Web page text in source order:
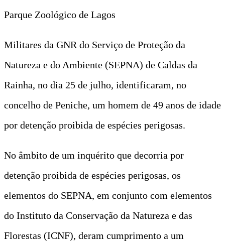
Parque Zoológico de Lagos
Militares da GNR do Serviço de Proteção da
Natureza e do Ambiente (SEPNA) de Caldas da
Rainha, no dia 25 de julho, identificaram, no
concelho de Peniche, um homem de 49 anos de idade
por detenção proibida de espécies perigosas.
No âmbito de um inquérito que decorria por
detenção proibida de espécies perigosas, os
elementos do SEPNA, em conjunto com elementos
do Instituto da Conservação da Natureza e das
Florestas (ICNF), deram cumprimento a um